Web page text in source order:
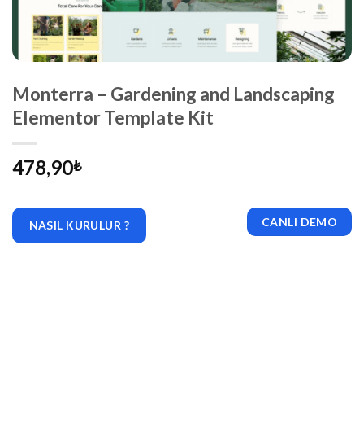
Monterra – Gardening and Landscaping
Elementor Template Kit
478,90₺
NASIL KURULUR ? CANLI DEMO